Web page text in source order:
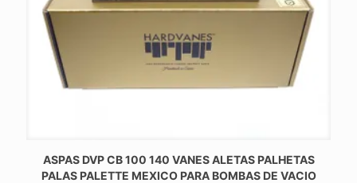
ASPAS DVP CB 100 140 VANES ALETAS PALHETAS
PALAS PALETTE MEXICO PARA BOMBAS DE VACIO